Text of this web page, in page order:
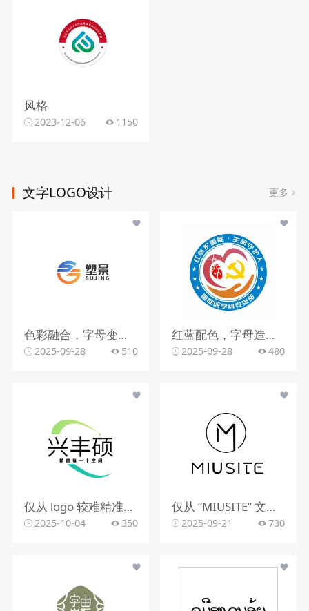
风格
2023-12-06 1150
文字LOGO设计 更多
色彩融合，字母变形，文字搭配
2025-09-28 510
红蓝配色，字母造型，文字组合
2025-09-28 480
仅从 logo 较难精准判断行业。该 logo 含动感图形，文字有 “精雕每一个空间”，可能与室内装修、空间设计、建筑装饰等行业相关，但因信息有限，无法确切判定所属行业。
2025-10-04 350
仅从 “MIUSITE” 文字和字母 “M” 的图形标识，难以精准判断行业。
2025-09-21 730